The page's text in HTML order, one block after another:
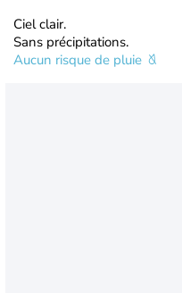
Ciel clair.
Sans précipitations.
Aucun risque de pluie